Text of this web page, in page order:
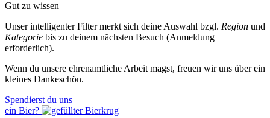
Gut zu wissen
Unser intelligenter Filter merkt sich deine Auswahl bzgl. Region und
Kategorie bis zu deinem nächsten Besuch (Anmeldung
erforderlich).
Wenn du unsere ehrenamtliche Arbeit magst, freuen wir uns über ein
kleines Dankeschön.
Spendierst du uns
ein Bier?